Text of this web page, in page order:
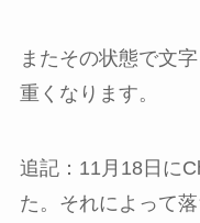
またその状態で文
重くなります。
追記：11月18日に
た。それによって